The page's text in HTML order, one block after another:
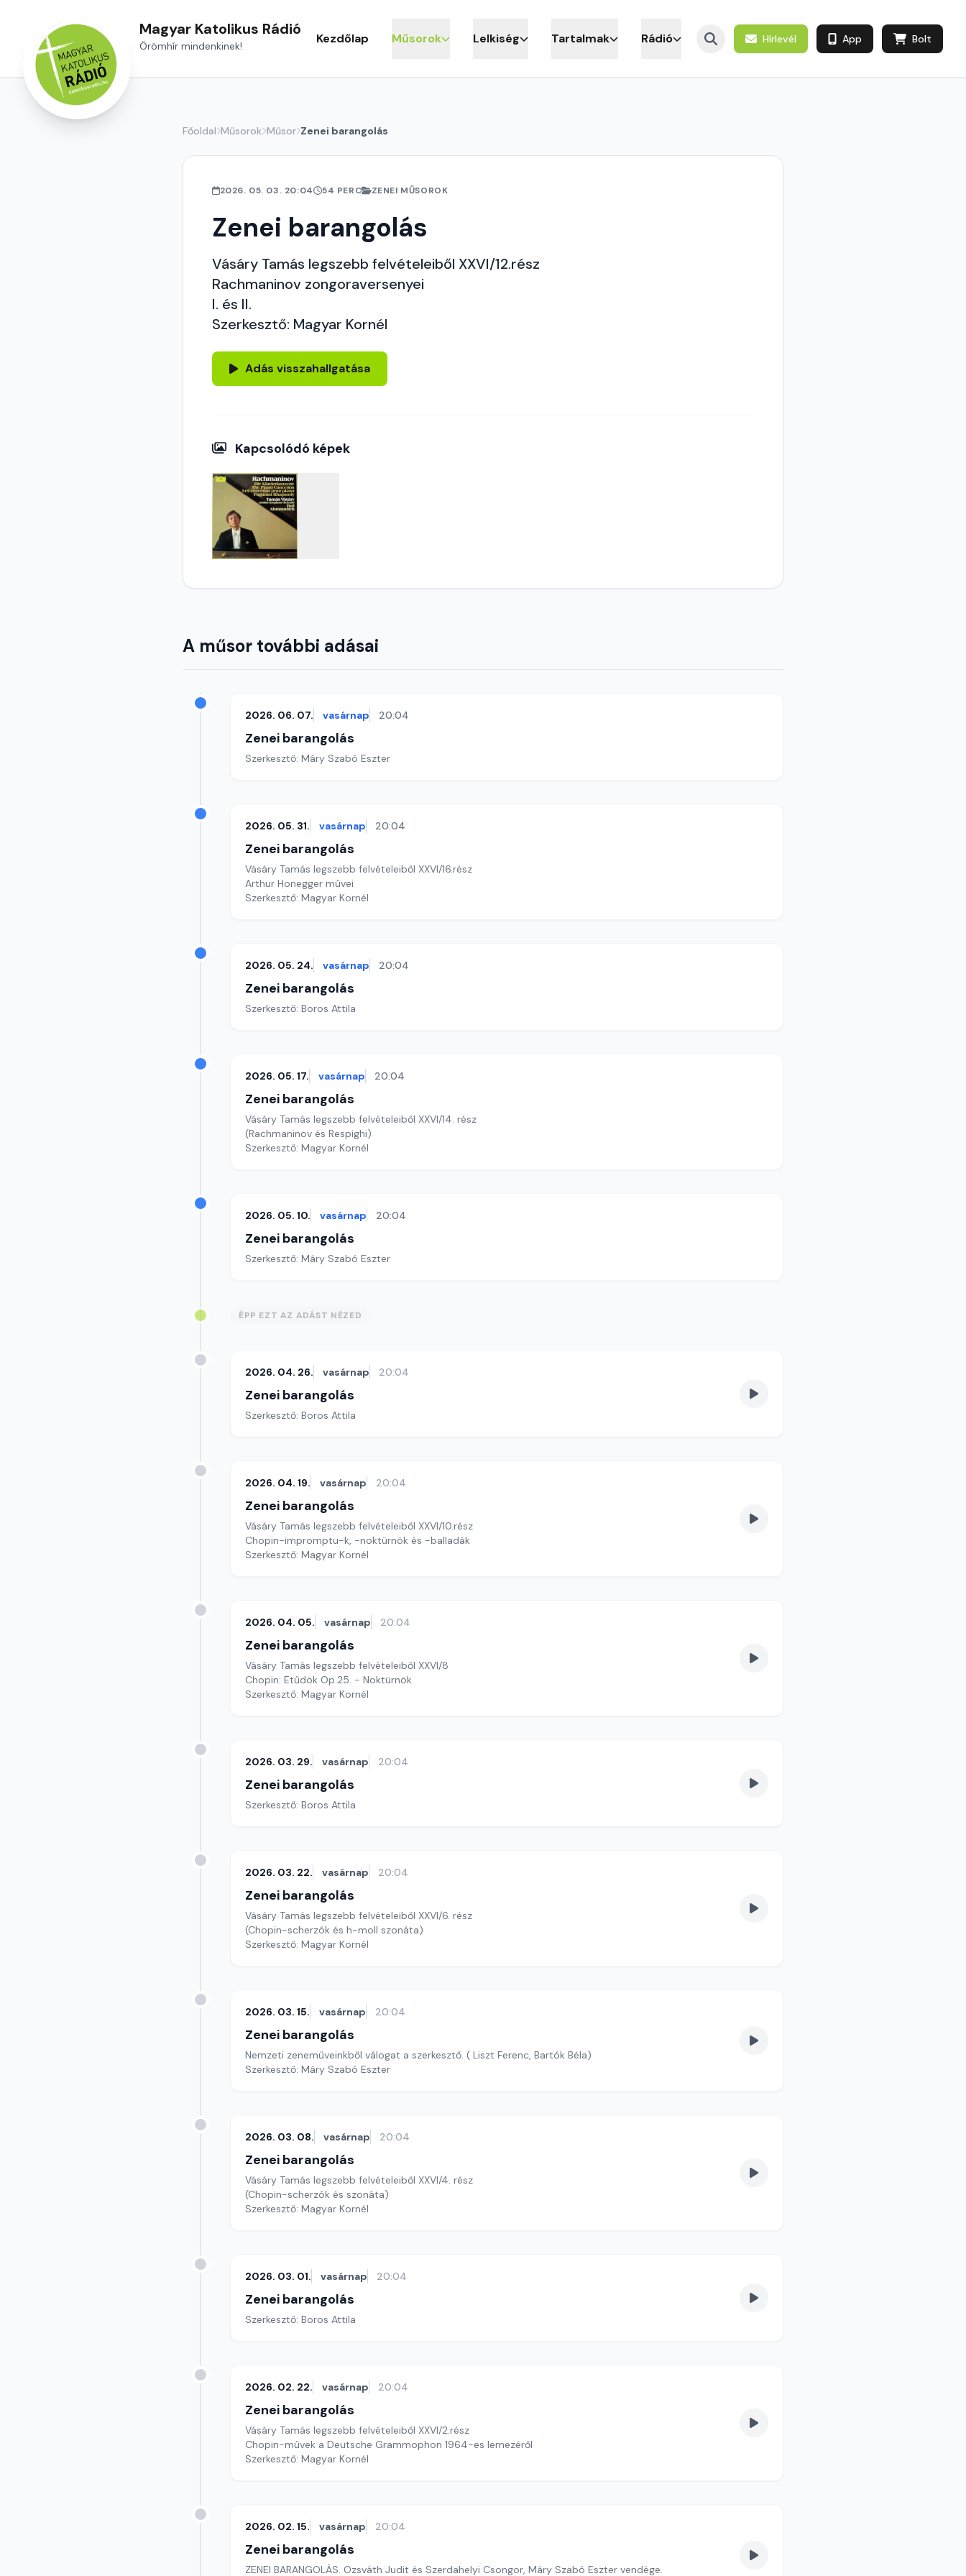
Magyar Katolikus Rádió
Örömhír mindenkinek! Kezdőlap Műsorok Lelkiség Tartalmak Rádió Hírlevél App Bolt
Főoldal Műsorok Műsor Zenei barangolás
2026. 05. 03. 20:04 54 PERC ZENEI MŰSOROK
Zenei barangolás
Vásáry Tamás legszebb felvételeiből XXVI/12.rész
Rachmaninov zongoraversenyei
I. és II.
Szerkesztő: Magyar Kornél
Adás visszahallgatása
Kapcsolódó képek
A műsor további adásai
2026. 06. 07. vasárnap 20:04
Zenei barangolás
Szerkesztő: Máry Szabó Eszter
2026. 05. 31. vasárnap 20:04
Zenei barangolás
Vásáry Tamás legszebb felvételeiből XXVI/16.rész
Arthur Honegger művei
Szerkesztő: Magyar Kornél
2026. 05. 24. vasárnap 20:04
Zenei barangolás
Szerkesztő: Boros Attila
2026. 05. 17. vasárnap 20:04
Zenei barangolás
Vásáry Tamás legszebb felvételeiből XXVI/14. rész
(Rachmaninov és Respighi)
Szerkesztő: Magyar Kornél
2026. 05. 10. vasárnap 20:04
Zenei barangolás
Szerkesztő: Máry Szabó Eszter
ÉPP EZT AZ ADÁST NÉZED
2026. 04. 26. vasárnap 20:04
Zenei barangolás
Szerkesztő: Boros Attila
2026. 04. 19. vasárnap 20:04
Zenei barangolás
Vásáry Tamás legszebb felvételeiből XXVI/10.rész
Chopin-impromptu-k, -noktürnök és -balladák
Szerkesztő: Magyar Kornél
2026. 04. 05. vasárnap 20:04
Zenei barangolás
Vásáry Tamás legszebb felvételeiből XXVI/8
Chopin: Etűdök Op.25. - Noktürnök
Szerkesztő: Magyar Kornél
2026. 03. 29. vasárnap 20:04
Zenei barangolás
Szerkesztő: Boros Attila
2026. 03. 22. vasárnap 20:04
Zenei barangolás
Vásáry Tamás legszebb felvételeiből XXVI/6. rész
(Chopin-scherzók és h-moll szonáta)
Szerkesztő: Magyar Kornél
2026. 03. 15. vasárnap 20:04
Zenei barangolás
Nemzeti zeneműveinkből válogat a szerkesztő. ( Liszt Ferenc, Bartók Béla)
Szerkesztő: Máry Szabó Eszter
2026. 03. 08. vasárnap 20:04
Zenei barangolás
Vásáry Tamás legszebb felvételeiből XXVI/4. rész
(Chopin-scherzók és szonáta)
Szerkesztő: Magyar Kornél
2026. 03. 01. vasárnap 20:04
Zenei barangolás
Szerkesztő: Boros Attila
2026. 02. 22. vasárnap 20:04
Zenei barangolás
Vásáry Tamás legszebb felvételeiből XXVI/2.rész
Chopin-művek a Deutsche Grammophon 1964-es lemezéről
Szerkesztő: Magyar Kornél
2026. 02. 15. vasárnap 20:04
Zenei barangolás
ZENEI BARANGOLÁS. Ozsváth Judit és Szerdahelyi Csongor, Máry Szabó Eszter vendége.